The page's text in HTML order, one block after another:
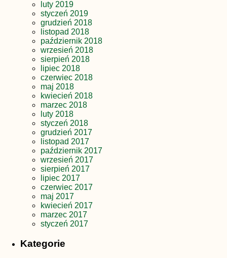
luty 2019
styczeń 2019
grudzień 2018
listopad 2018
październik 2018
wrzesień 2018
sierpień 2018
lipiec 2018
czerwiec 2018
maj 2018
kwiecień 2018
marzec 2018
luty 2018
styczeń 2018
grudzień 2017
listopad 2017
październik 2017
wrzesień 2017
sierpień 2017
lipiec 2017
czerwiec 2017
maj 2017
kwiecień 2017
marzec 2017
styczeń 2017
Kategorie